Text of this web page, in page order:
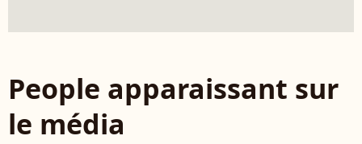
People apparaissant sur
le média